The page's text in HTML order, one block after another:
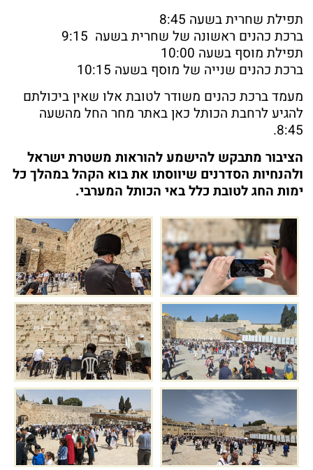
תפילת שחרית בשעה 8:45
ברכת כהנים ראשונה של שחרית בשעה 9:15
תפילת מוסף בשעה 10:00
ברכת כהנים שנייה של מוסף בשעה 10:15
מעמד ברכת כהנים משודר לטובת אלו שאין ביכולתם
להגיע לרחבת הכותל כאן באתר מחר החל מהשעה
8:45.
הציבור מתבקש להישמע להוראות משטרת ישראל
ולהנחיות הסדרנים שיווסתו את בוא הקהל במהלך כל
ימות החג לטובת כלל באי הכותל המערבי.